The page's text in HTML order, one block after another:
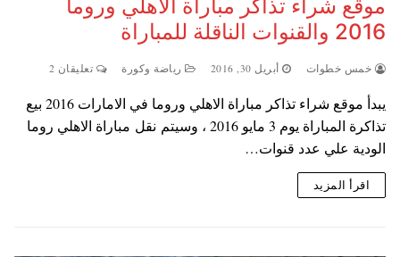
موقع شراء تذاكر مباراة الاهلي وروما
2016 والقنوات الناقلة للمباراة
خمس خطوات أبريل 30, 2016 رياضة وكورة تعليقان 2
يبدأ موقع شراء تذاكر مباراة الاهلي وروما في الامارات 2016 بيع
تذاكرة المباراة يوم 3 مايو 2016 ، وسيتم نقل مباراة الاهلي روما
الودية علي عدد قنوات…
اقرأ المزيد